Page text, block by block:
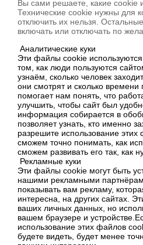
Вы сами решаете, какие cookie
Технические cookie нужны для
отключить их нельзя.
включать или отключать по
Аналитические куки
Эти файлы cookie используются
том, как люди пользуются
узнаём, сколько человек
они смотрят и сколько времени
помогает нам понять, что
улучшить, чтобы сайт был
информация собирается в
позволяет узнать, кто именно
разрешите использование
сможем точно понимать, как
сможем развивать его так, как
Рекламные куки
Эти файлы cookie могут быть
нашими рекламными
показывать вам рекламу,
интересна, на других сайтах.
ваших личных данных, но
вашем браузере и
использование этих файлов
будете видеть, будет менее